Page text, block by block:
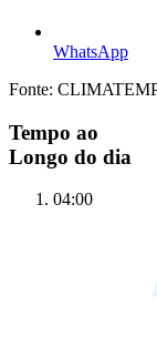
WhatsApp
Fonte:
Tempo ao
Longo do dia
04:00